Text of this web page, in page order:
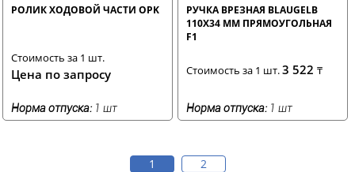
РОЛИК ХОДОВОЙ ЧАСТИ ОPK
Стоимость за 1 шт.
Цена по запросу
Норма отпуска: 1 шт
РУЧКА ВРЕЗНАЯ BLAUGELB
110X34 ММ ПРЯМОУГОЛЬНАЯ
F1
Стоимость за 1 шт.3 522₸
Норма отпуска: 1 шт
1 2